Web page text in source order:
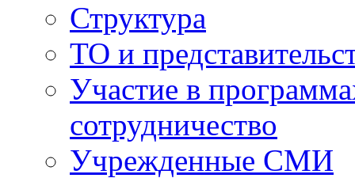
Структура
ТО и
Участие в
сотрудничество
Учрежденные СМИ